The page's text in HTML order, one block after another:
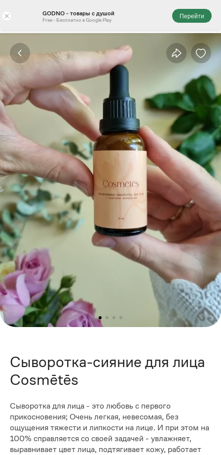
× GODNO - товары с душой
Free - Бесплатно в Google Play
Перейти
Сыворотка-сияние для лица
Cosmētēs
Сыворотка для лица - это любовь с первого
прикосновения; Очень легкая, невесомая, без
ощущения тяжести и липкости на лице. И при этом на
100% справляется со своей задачей - увлажняет,
выравнивает цвет лица, подтягивает кожу, работает